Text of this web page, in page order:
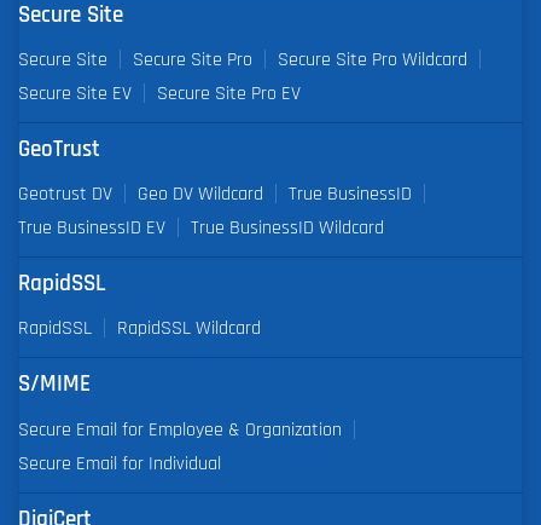
Secure Site
Secure Site Secure Site Pro
Secure Site Pro Wildcard
Secure Site EV
Secure Site Pro EV
GeoTrust
Geotrust DV Geo DV Wildcard
True BusinessID
True BusinessID EV
True BusinessID Wildcard
RapidSSL
RapidSSL RapidSSL Wildcard
S/MIME
Secure Email for Employee & Organization
Secure Email for Individual
DigiCert